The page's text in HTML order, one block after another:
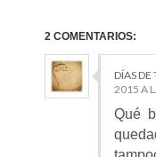
2 COMENTARIOS:
DÍAS DE
2015 A
Qué